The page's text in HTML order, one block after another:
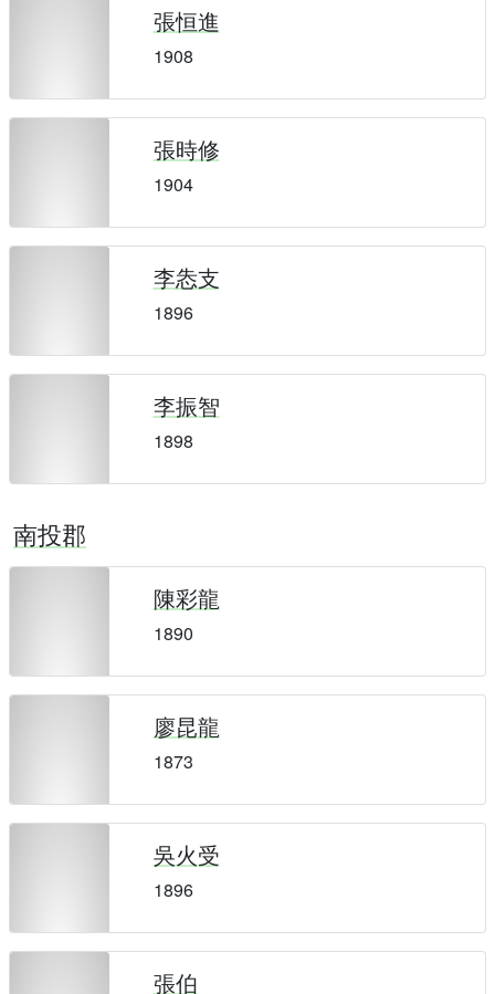
張恒進
1908
張時修
1904
李怣支
1896
李振智
1898
南投郡
陳彩龍
1890
廖昆龍
1873
吳火受
1896
張伯